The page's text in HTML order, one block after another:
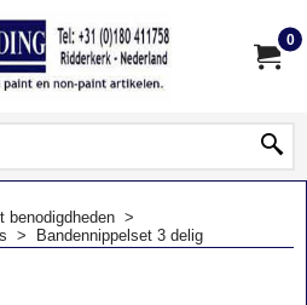
0
benodigdheden >
> Bandennippelset 3 delig